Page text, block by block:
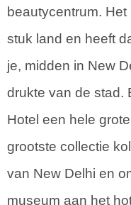
beautycentrum.
stuk land en heeft
je, midden in New
drukte van de stad.
Hotel een hele
grootste collectie
van New Delhi en
museum aan het